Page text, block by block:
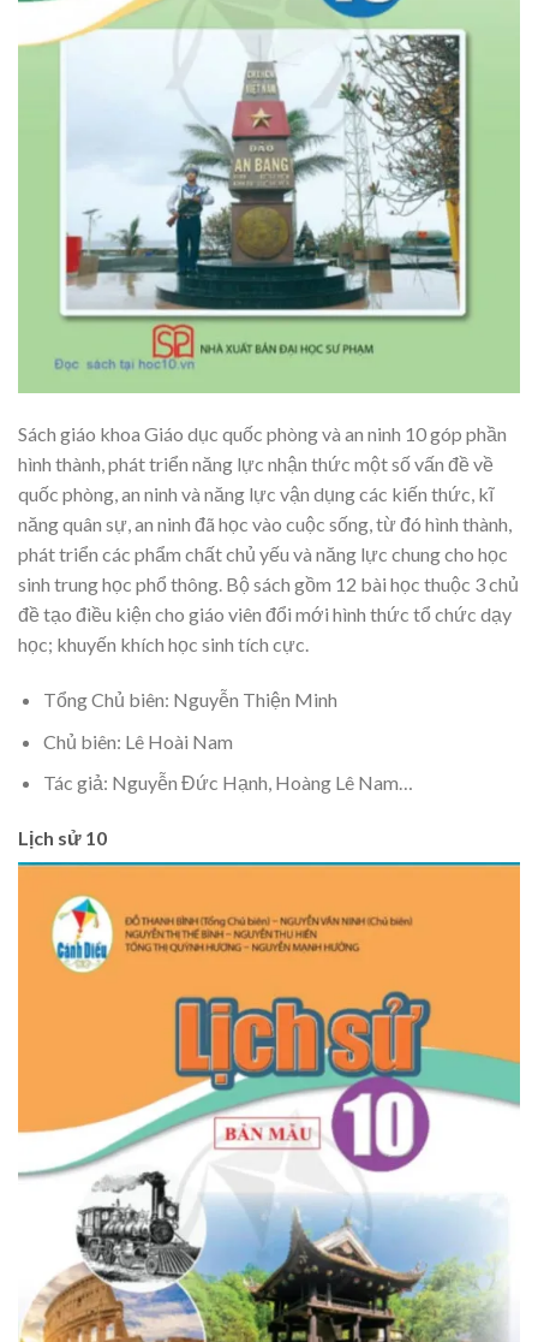
Sách giáo khoa Giáo dục quốc phòng và an ninh 10 góp phần
hình thành, phát triển năng lực nhận thức một số vấn đề về
quốc phòng, an ninh và năng lực vận dụng các kiến thức, kĩ
năng quân sự, an ninh đã học vào cuộc sống, từ đó hình thành,
phát triển các phẩm chất chủ yếu và năng lực chung cho học
sinh trung học phổ thông. Bộ sách gồm 12 bài học thuộc 3 chủ
đề tạo điều kiện cho giáo viên đổi mới hình thức tổ chức dạy
học; khuyến khích học sinh tích cực.
Tổng Chủ biên: Nguyễn Thiện Minh
Chủ biên: Lê Hoài Nam
Tác giả: Nguyễn Đức Hạnh, Hoàng Lê Nam…
Lịch sử 10